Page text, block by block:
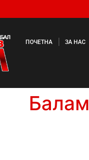
ПОЧЕТНА ЗА НАС